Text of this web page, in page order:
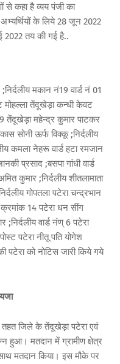
से कहा है व्यय पंजी का
के लिये 28 जून 2022
2022 तय की गई है..
मकान नं19 वार्ड नं 01
तेंदूखेड़ा कन्धी केवट
तेंदूखेड़ा महेन्द्र कुमार पाटकर
सोनी ऊर्फ विक्कू ;निर्दलीय
कमला नेहरू वार्ड हटा रमजान
प्रसाद ;बसपा गांधी वार्ड
कुमार ;निर्दलीय शीतलामाता
गोपतला पटेरा चन्द्रभान
क्रमांक 14 पटेरा धन सींग
;निर्दलीय वार्ड नंण् 6 पटेरा
पटेरा नीतू पति योगेश
पटेरा को नोटिस जारी किये गये
तहत जिले के तेंदूखेड़ा पटेरा एवं
हुआ। मतदान में ग्रामीण क्षेत्र
मतदान किया। इस मौके पर